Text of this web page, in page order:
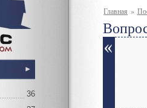
36
Главная »